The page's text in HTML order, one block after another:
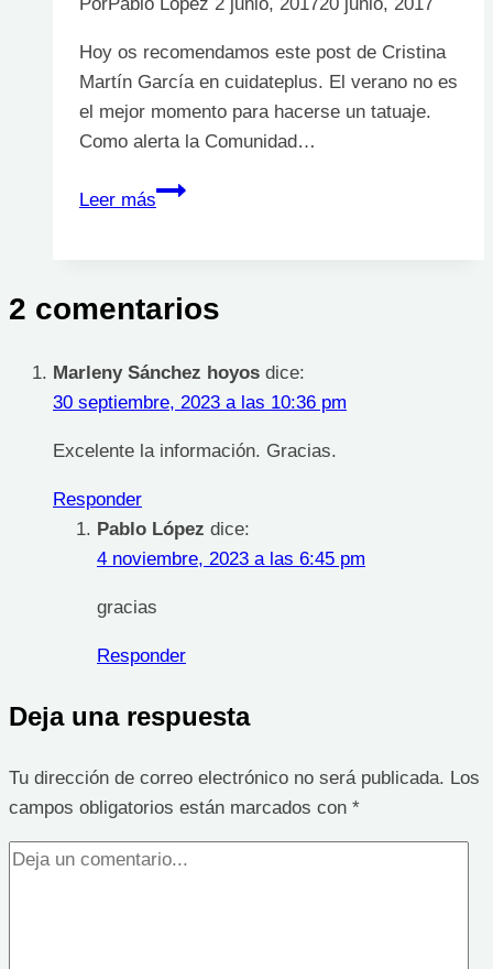
PorPablo López 2 junio, 201720 junio, 2017
Hoy os recomendamos este post de Cristina
Martín García en cuidateplus. El verano no es
el mejor momento para hacerse un tatuaje.
Como alerta la Comunidad…
Leer más
Cómo
recién
en
verano
2 comentarios
Marleny Sánchez hoyos dice:
30 septiembre, 2023 a las 10:36 pm
Excelente la información. Gracias.
Responder
Pablo López dice:
4 noviembre, 2023 a las 6:45 pm
gracias
Responder
Deja una respuesta
Tu dirección de correo electrónico no será publicada. Los
campos obligatorios están marcados con *